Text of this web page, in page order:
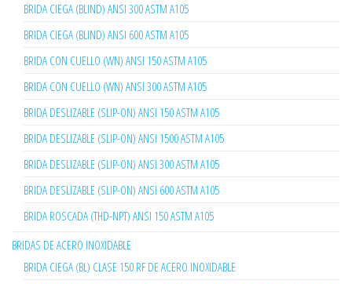
BRIDA CIEGA (BLIND) ANSI 300 ASTM A105
BRIDA CIEGA (BLIND) ANSI 600 ASTM A105
BRIDA CON CUELLO (WN) ANSI 150 ASTM A105
BRIDA CON CUELLO (WN) ANSI 300 ASTM A105
BRIDA DESLIZABLE (SLIP-ON) ANSI 150 ASTM A105
BRIDA DESLIZABLE (SLIP-ON) ANSI 1500 ASTM A105
BRIDA DESLIZABLE (SLIP-ON) ANSI 300 ASTM A105
BRIDA DESLIZABLE (SLIP-ON) ANSI 600 ASTM A105
BRIDA ROSCADA (THD-NPT) ANSI 150 ASTM A105
BRIDAS DE ACERO INOXIDABLE
BRIDA CIEGA (BL) CLASE 150 RF DE ACERO INOXIDABLE